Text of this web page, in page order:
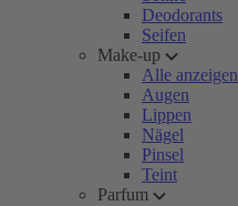
Deodorants
Seifen
Make-up
Alle anzeigen
Augen
Lippen
Nägel
Pinsel
Teint
Parfum